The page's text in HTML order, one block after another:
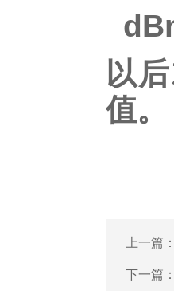
以
值。
上一篇
下一篇